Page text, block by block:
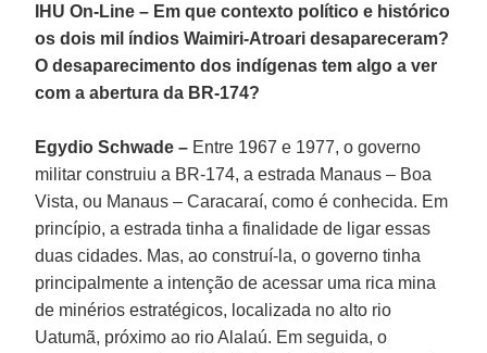
IHU On-Line – Em que contexto político e histórico
os dois mil índios Waimiri-Atroari desapareceram?
O desaparecimento dos indígenas tem algo a ver
com a abertura da BR-174?
Egydio Schwade – Entre 1967 e 1977, o governo
militar construiu a BR-174, a estrada Manaus – Boa
Vista, ou Manaus – Caracaraí, como é conhecida. Em
princípio, a estrada tinha a finalidade de ligar essas
duas cidades. Mas, ao construí-la, o governo tinha
principalmente a intenção de acessar uma rica mina
de minérios estratégicos, localizada no alto rio
Uatumã, próximo ao rio Alalaú. Em seguida, o